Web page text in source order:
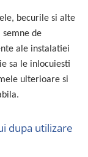
becurile si alte
de
ale instalatiei
sa le inlocuiesti
ulterioare si
dupa utilizare